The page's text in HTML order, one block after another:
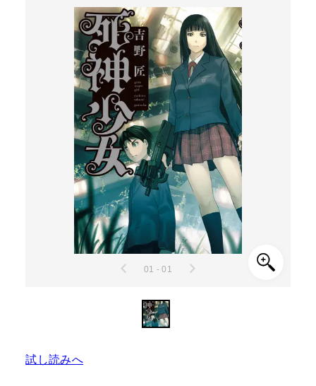
01 - 01
試し読みへ